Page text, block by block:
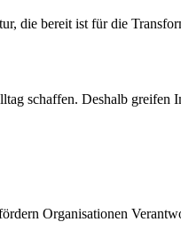
die bereit ist für die
schaffen. Deshalb
Organisationen